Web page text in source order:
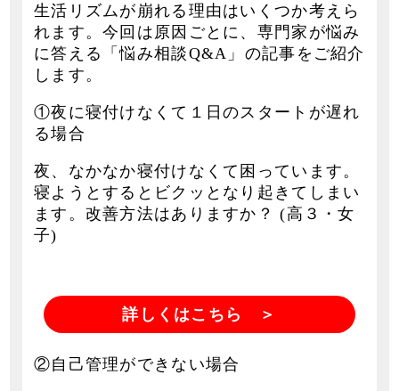
生活リズムが崩れる理由はいくつか考えら
れます。今回は原因ごとに、専門家が悩み
に答える「悩み相談Q&A」の記事をご紹介
します。
①夜に寝付けなくて１日のスタートが遅れ
る場合
夜、なかなか寝付けなくて困っています。
寝ようとするとビクッとなり起きてしまい
ます。改善方法はありますか？ (高３・女
子)
詳しくはこちら ＞
②自己管理ができない場合